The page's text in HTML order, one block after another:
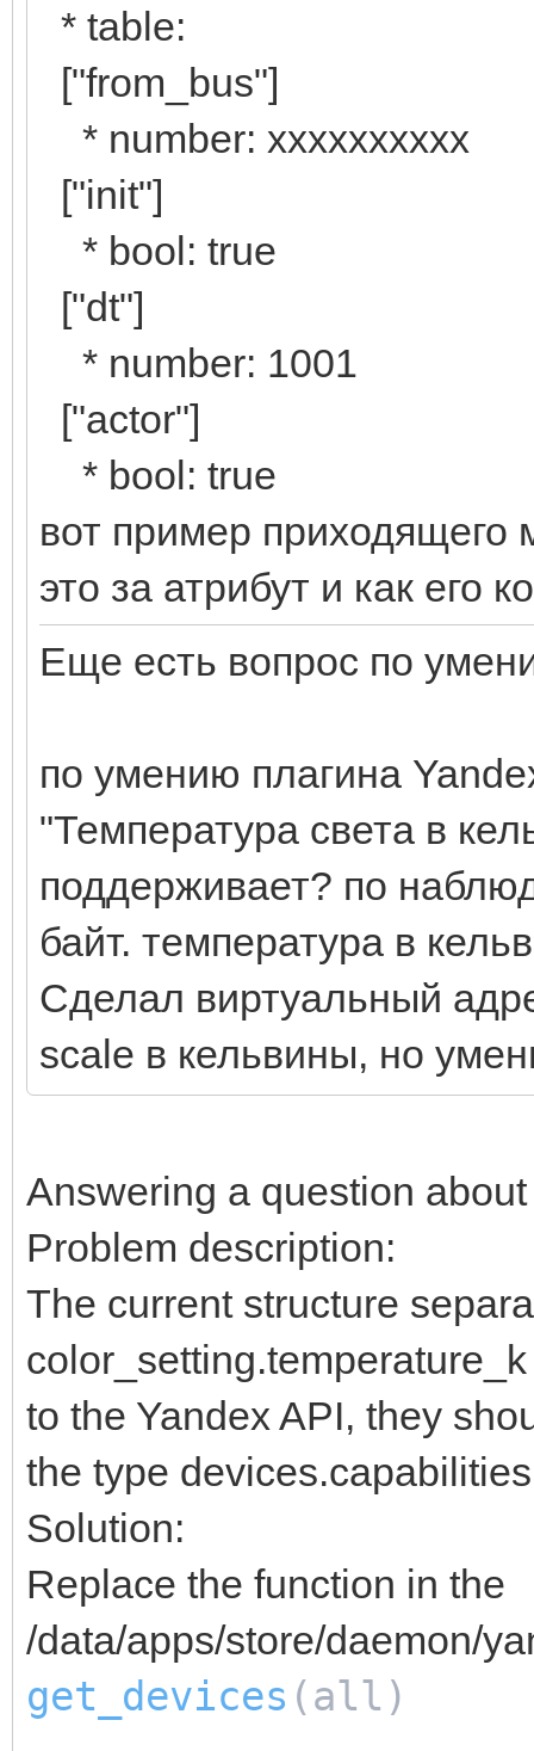
* table:
["from_bus"]
* number: хххххххххх
["init"]
* bool: true
["dt"]
* number: 1001
["actor"]
* bool: true
вот пример приходящего
это за атрибут и как его
Еще есть вопрос по
по умению плагина
"Температура света в
поддерживает? по
байт. температура в
Сделал виртуальный
scale в кельвины, но
Answering a question
Problem description:
The current structure
to the Yandex API, they
the type
Solution:
Replace the function in the
/data/apps/store/daemon/
get_devices (all)